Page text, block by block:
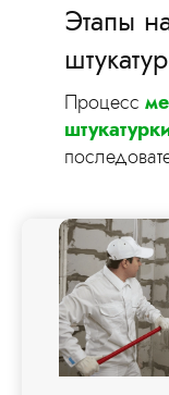
Этапы
Процесс м